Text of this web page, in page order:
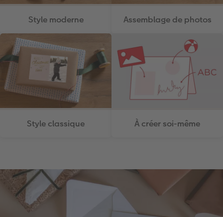
Style moderne Assemblage de photos
Style classique À créer soi-même